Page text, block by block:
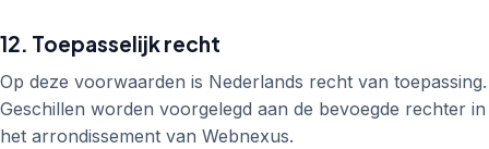
12. Toepasselijk recht
Op deze voorwaarden is Nederlands recht van toepassing.
Geschillen worden voorgelegd aan de bevoegde rechter in
het arrondissement van Webnexus.